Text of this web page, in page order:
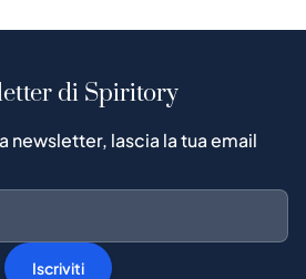
di Spiritory
newsletter, lascia la tua email
Iscriviti